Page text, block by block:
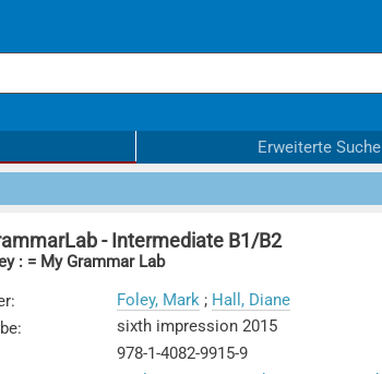
Erweiterte Suche
- Intermediate B1/B2
: = My Grammar Lab
: Foley, Mark ; Hall, Diane
:
sixth impression 2015
978-1-4082-9915-9